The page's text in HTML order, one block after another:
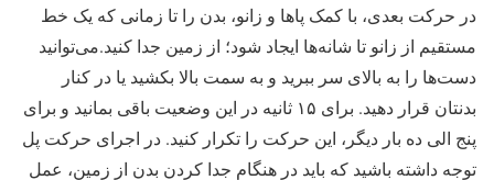
در حرکت بعدی، با کمک پاها و زانو، بدن را تا زمانی که یک خط
مستقیم از زانو تا شانه‌ها ایجاد شود؛ از زمین جدا کنید.می‌توانید
دست‌ها را به بالای سر ببرید و به سمت بالا بکشید یا در کنار
بدنتان قرار دهید. برای ۱۵ ثانیه در این وضعیت باقی بمانید و برای
پنج الی ده بار دیگر، این حرکت را تکرار کنید. در اجرای حرکت پل
توجه داشته باشید که باید در هنگام جدا کردن بدن از زمین، عمل